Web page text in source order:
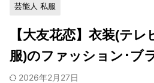
・波瑠
・奈緒
・高畑充希
芸能人 私服
【大友花恋】衣装(テ
服)のファッション･ブ
2026年2月27日